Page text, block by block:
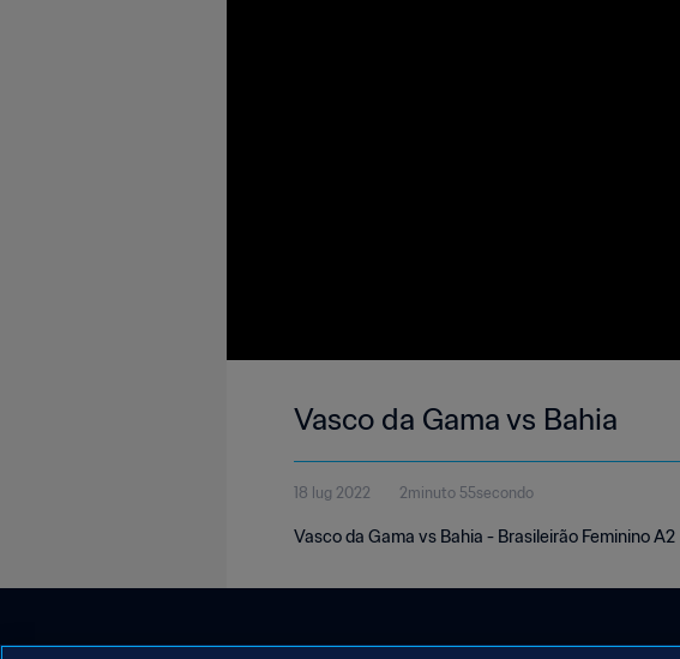
Vasco da Gama vs Bahia
18 lug 2022 2minuto 55secondo
Vasco da Gama vs Bahia - Brasileirão Feminino A2